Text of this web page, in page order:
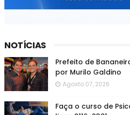
NOTÍCIAS
Prefeito de
por Murilo Galdino
Agosto 07, 2026
Faça o curso de